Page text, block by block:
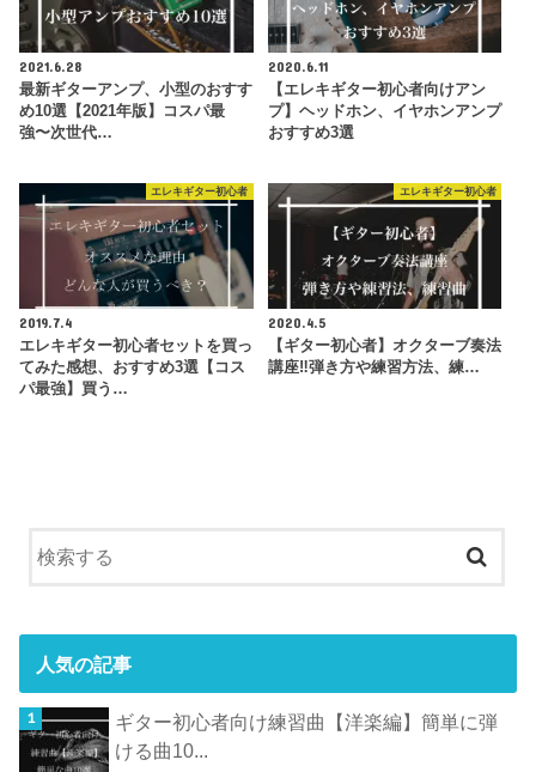
2021.6.28
最新ギターアンプ、小型のおすす
め10選【2021年版】コスパ最
強〜次世代…
2020.6.11
【エレキギター初心者向けアン
プ】ヘッドホン、イヤホンアンプ
おすすめ3選
エレキギター初心者
2019.7.4
エレキギター初心者セットを買っ
てみた感想、おすすめ3選【コス
パ最強】買う…
エレキギター初心者
2020.4.5
【ギター初心者】オクターブ奏法
講座‼︎弾き方や練習方法、練…
人気の記事
ギター初心者向け練習曲【洋楽編】簡単に弾
ける曲10...